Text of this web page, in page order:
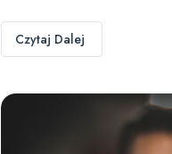
Czytaj Dalej